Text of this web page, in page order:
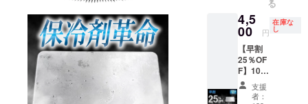
いがないよ
うご注意く
ださい。
●返送時の対
応について
ませ
ん。お
届け予
定日に
なって
も商品
が届か
ない場
合は
す。 ※
製造状
況によ
り出荷
時期が
遅れる
場合が
ござい
になっ
ており
ます
が、毎
月月末
締めで
翌月に
配送処
帰り等
でクー
ラー
ボック
スや発
泡スチ
ロール
の箱に
■KINKI
N
board（
定価
6,000
円）×
16枚
BBQ（
る
4,5
00 円
在庫な
し
【早割
25％OF
F】100
名限定
KINKIN
支援
者：